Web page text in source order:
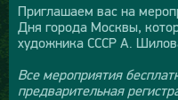
Приглашаем вас на
Дня города Москвы,
художника СССР А.
Все мероприятия
предварительная